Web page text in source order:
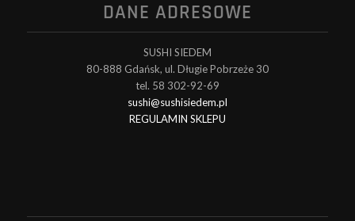
DANE ADRESOWE
SUSHI SIEDEM
80-888 Gdańsk, ul. Długie Pobrzeże 30
tel. 58 302-92-69
sushi@sushisiedem.pl
REGULAMIN SKLEPU